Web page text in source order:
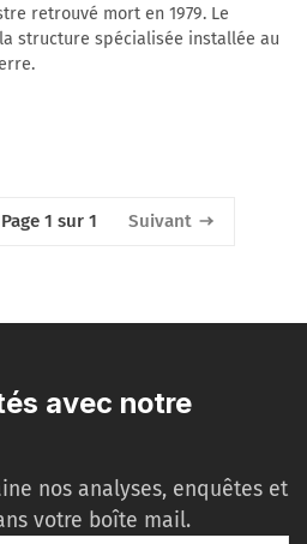
retrouvé mort en 1979. Le
structure spécialisée installée au
Page 1 sur 1 Suivant
avec notre
nos analyses, enquêtes et
votre boîte mail.